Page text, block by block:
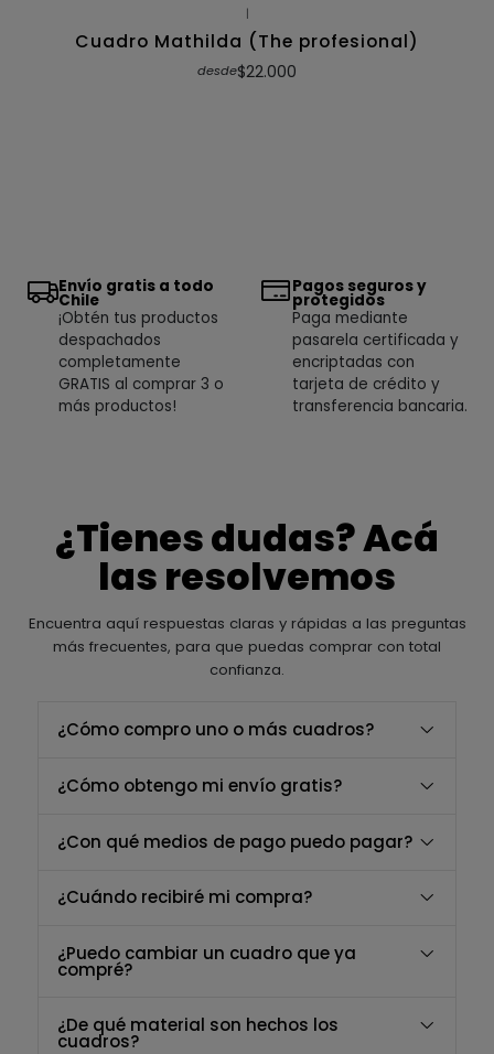
|
Cuadro Mathilda (The profesional)
desde$22.000
Envío gratis a todo
Chile
¡Obtén tus productos
despachados
completamente
GRATIS al comprar 3 o
más productos!
Pagos seguros y
protegidos
Paga mediante
pasarela certificada y
encriptadas con
tarjeta de crédito y
transferencia bancaria.
¿Tienes dudas? Acá
las resolvemos
Encuentra aquí respuestas claras y rápidas a las preguntas
más frecuentes, para que puedas comprar con total
confianza.
¿Cómo compro uno o más cuadros?
¿Cómo obtengo mi envío gratis?
¿Con qué medios de pago puedo pagar?
¿Cuándo recibiré mi compra?
¿Puedo cambiar un cuadro que ya
compré?
¿De qué material son hechos los
cuadros?